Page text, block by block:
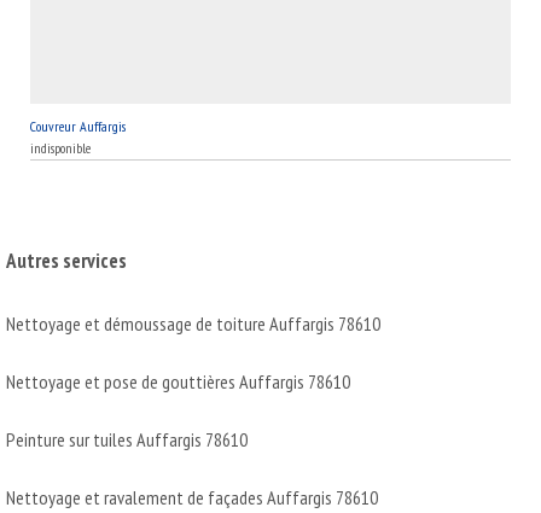
Couvreur Auffargis
indisponible
Autres services
Nettoyage et démoussage de toiture Auffargis 78610
Nettoyage et pose de gouttières Auffargis 78610
Peinture sur tuiles Auffargis 78610
Nettoyage et ravalement de façades Auffargis 78610